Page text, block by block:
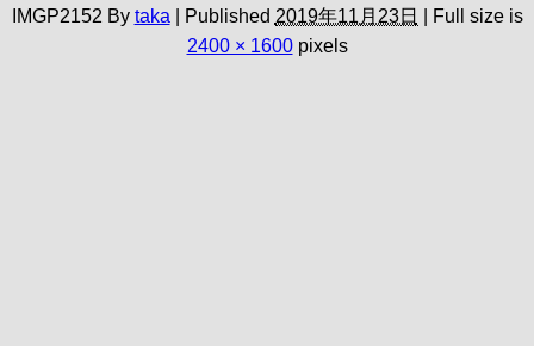
IMGP2152 By taka Published 2019年11月23日
Full size is
2400 × 1600pixels